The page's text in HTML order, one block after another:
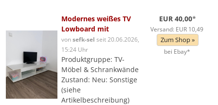
Modernes weißes TV
Lowboard mit
vonsefk-sel seit 20.06.2026,
15:24 Uhr
Produktgruppe: TV-
Möbel & Schrankwände
Zustand: Neu: Sonstige
(siehe
Artikelbeschreibung)
EUR 40,00*
Versand: EUR 10,49
Zum Shop »
bei Ebay*